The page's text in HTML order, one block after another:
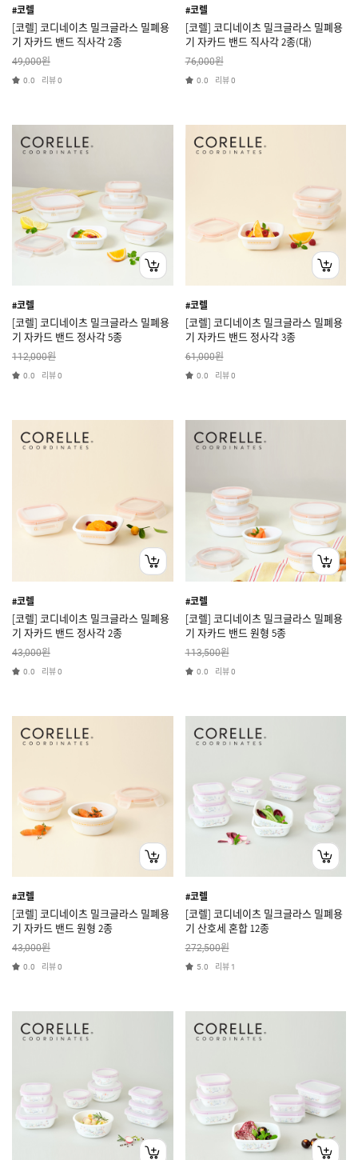
#코렐
[코렐] 코디네이츠 밀크글라스 밀폐용
기 자카드 밴드 직사각 2종
49,000원
0.0 리뷰0
#코렐
[코렐] 코디네이츠 밀크글라스 밀폐용
기 자카드 밴드 직사각 2종(대)
76,000원
0.0 리뷰0
#코렐
[코렐] 코디네이츠 밀크글라스 밀폐용
기 자카드 밴드 정사각 5종
112,000원
0.0 리뷰0
#코렐
[코렐] 코디네이츠 밀크글라스 밀폐용
기 자카드 밴드 정사각 3종
61,000원
0.0 리뷰0
#코렐
[코렐] 코디네이츠 밀크글라스 밀폐용
기 자카드 밴드 정사각 2종
43,000원
0.0 리뷰0
#코렐
[코렐] 코디네이츠 밀크글라스 밀폐용
기 자카드 밴드 원형 5종
113,500원
0.0 리뷰0
#코렐
[코렐] 코디네이츠 밀크글라스 밀폐용
기 자카드 밴드 원형 2종
43,000원
0.0 리뷰0
#코렐
[코렐] 코디네이츠 밀크글라스 밀폐용
기 산호세 혼합 12종
272,500원
5.0 리뷰 1